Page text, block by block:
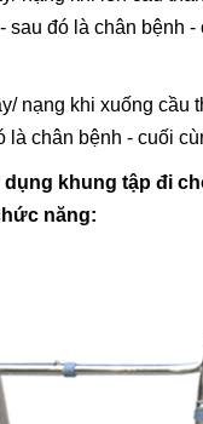
sau đó là chân bệnh -
nạng khi xuống cầu
là chân bệnh - cuối
khung tập đi
năng: